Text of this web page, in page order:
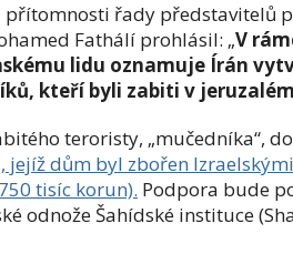
přítomnosti řady představitelů
Fathálí prohlásil: „V
lidu oznamuje Írán
kteří byli zabiti v
teroristy, „mučedníka“,
jejíž dům byl zbořen
tisíc korun). Podpora bude
odnože Šahídské instituce